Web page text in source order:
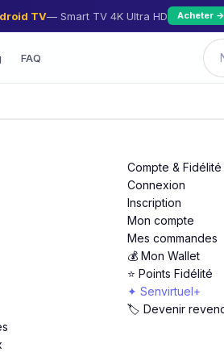
TV— Smart TV 4K Ultra HD Acheter →
FAQ
Compte & Fidélité
Connexion
Inscription
Mon compte
Mes commandes
💰 Mon Wallet
⭐ Points Fidélité
✦ Senvirtuel+
🏷️ Devenir